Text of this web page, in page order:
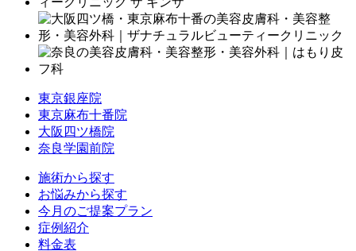
東京銀座院
東京麻布十番院
大阪四ツ橋院
奈良学園前院
施術から探す
お悩みから探す
今月のご提案プラン
症例紹介
料金表